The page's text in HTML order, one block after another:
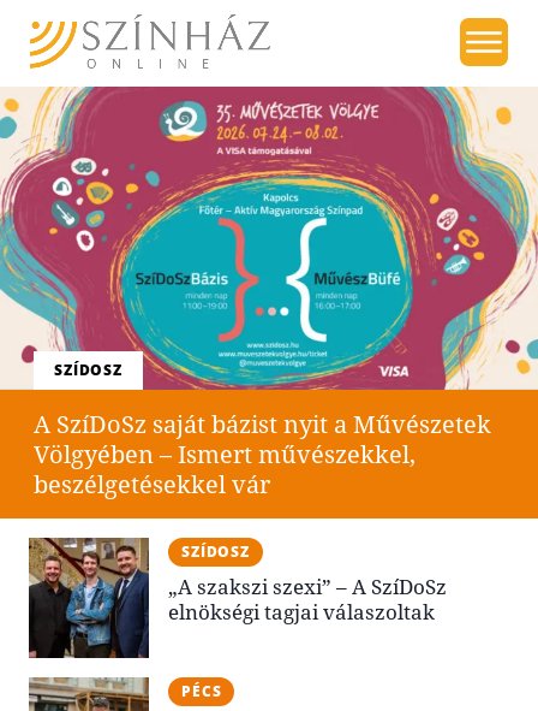
SZÍDOSZ
A SzíDoSz saját bázist nyit a Művészetek
Völgyében – Ismert művészekkel,
beszélgetésekkel vár
SZÍDOSZ
„A szakszi szexi” – A SzíDoSz
elnökségi tagjai válaszoltak
PÉCS